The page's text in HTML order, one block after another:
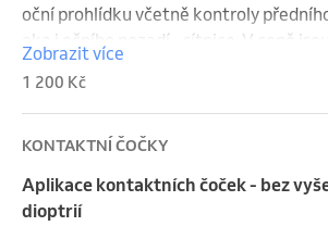
oční prohlídku včetně kontroly
oka i očního pozadí - sítnice. V ceně
vyšetření zorného pole na perimetru a
cykloplegii (rozkapání), jsou-li potřeba.
není cílené na předpis dioptrií.
Zobrazit více
1 200 Kč
KONTAKTNÍ ČOČKY
Aplikace kontaktních čoček - bez
dioptrií